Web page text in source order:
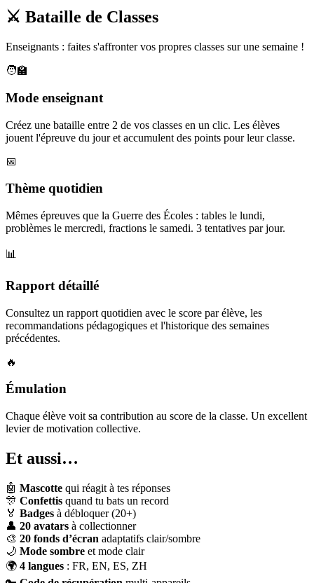
⚔️ Bataille de Classes
Enseignants : faites s'affronter vos propres classes sur une semaine !
🧑‍🏫
Mode enseignant
Créez une bataille entre 2 de vos classes en un clic. Les élèves
jouent l'épreuve du jour et accumulent des points pour leur classe.
📅
Thème quotidien
Mêmes épreuves que la Guerre des Écoles : tables le lundi,
problèmes le mercredi, fractions le samedi. 3 tentatives par jour.
📊
Rapport détaillé
Consultez un rapport quotidien avec le score par élève, les
recommandations pédagogiques et l'historique des semaines
précédentes.
🔥
Émulation
Chaque élève voit sa contribution au score de la classe. Un excellent
levier de motivation collective.
Et aussi…
🤖 Mascotte qui réagit à tes réponses
🎊 Confettis quand tu bats un record
🏅 Badges à débloquer (20+)
👤 20 avatars à collectionner
🎨 20 fonds d’écran adaptatifs clair/sombre
🌙 Mode sombre et mode clair
🌍 4 langues : FR, EN, ES, ZH